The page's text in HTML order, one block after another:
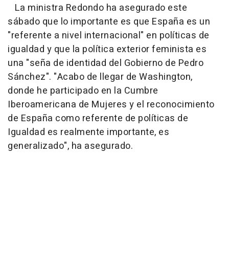
La ministra Redondo ha asegurado este
sábado que lo importante es que España es un
"referente a nivel internacional" en políticas de
igualdad y que la política exterior feminista es
una "seña de identidad del Gobierno de Pedro
Sánchez". "Acabo de llegar de Washington,
donde he participado en la Cumbre
Iberoamericana de Mujeres y el reconocimiento
de España como referente de políticas de
Igualdad es realmente importante, es
generalizado", ha asegurado.